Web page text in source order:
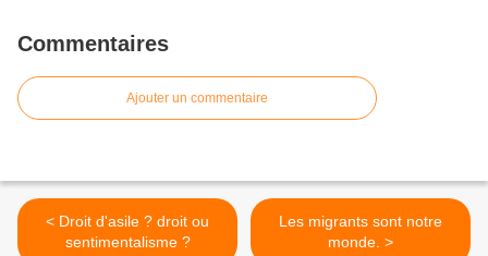
Commentaires
Ajouter un commentaire
< Droit d'asile ? droit ou
sentimentalisme ?
Les migrants sont notre
monde. >